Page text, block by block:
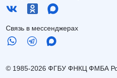
Связь в мессенджерах
© 1985-2026 ФГБУ ФНКЦ ФМБА